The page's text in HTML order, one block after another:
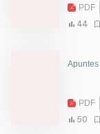
PDF
44
Apuntes
PDF
50